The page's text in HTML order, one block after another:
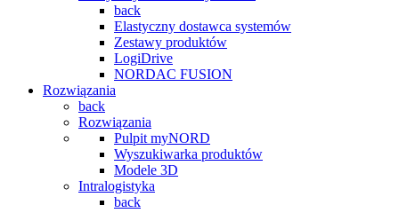
back
Elastyczny dostawca systemów
Zestawy produktów
LogiDrive
NORDAC FUSION
Rozwiązania
back
Rozwiązania
Pulpit myNORD
Wyszukiwarka produktów
Modele 3D
Intralogistyka
back